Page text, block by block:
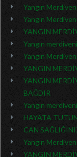
Yangın
Yangın
YANGIN
Yangın
Yangın
YANGIN
YANGIN
BAĞDIR
Yangın
HAYATA
CAN
Yangın
YANGIN